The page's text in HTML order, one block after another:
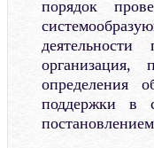
порядок
определения
поддержки в